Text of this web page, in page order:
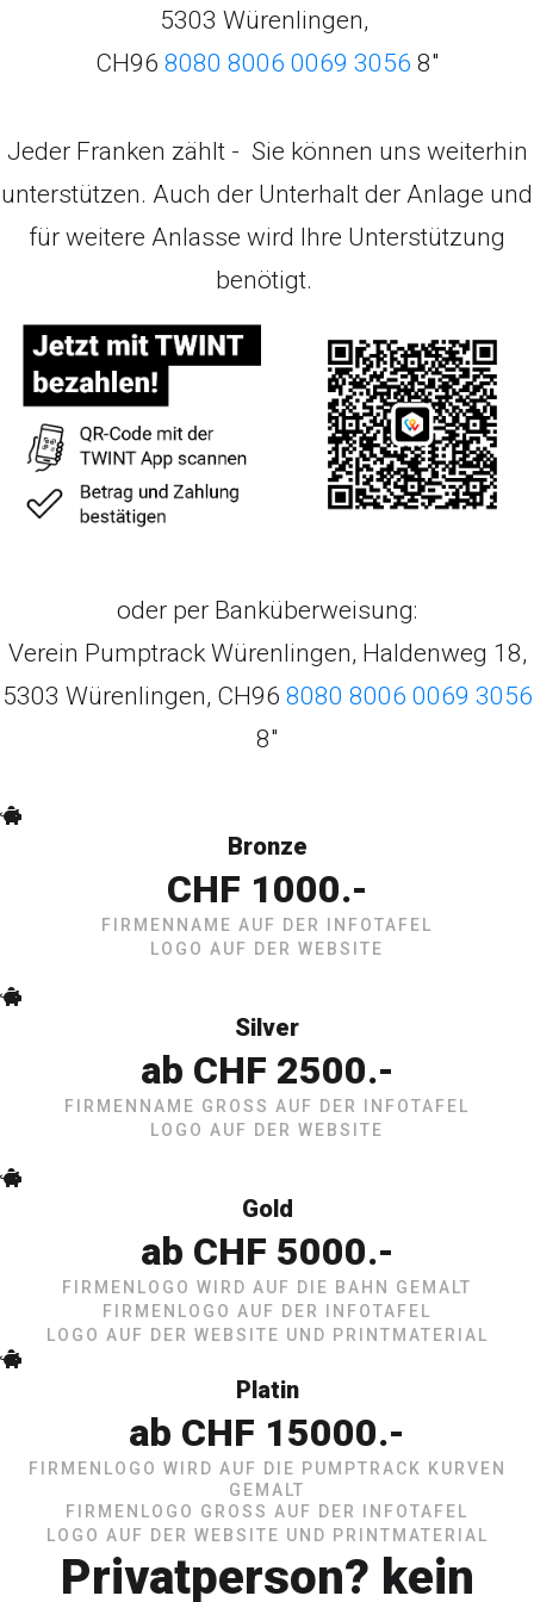
5303 Würenlingen,
CH96 8080 8006 0069 3056 8"
Jeder Franken zählt - Sie können uns weiterhin
unterstützen. Auch der Unterhalt der Anlage und
für weitere Anlasse wird Ihre Unterstützung
benötigt.
oder per Banküberweisung:
Verein Pumptrack Würenlingen, Haldenweg 18,
5303 Würenlingen, CH96 8080 8006 0069 3056
8"
Bronze
CHF 1000.-
FIRMENNAME AUF DER INFOTAFEL
LOGO AUF DER WEBSITE
Silver
ab CHF 2500.-
FIRMENNAME GROSS AUF DER INFOTAFEL
LOGO AUF DER WEBSITE
Gold
ab CHF 5000.-
FIRMENLOGO WIRD AUF DIE BAHN GEMALT
FIRMENLOGO AUF DER INFOTAFEL
LOGO AUF DER WEBSITE UND PRINTMATERIAL
Platin
ab CHF 15000.-
FIRMENLOGO WIRD AUF DIE PUMPTRACK KURVEN
GEMALT
FIRMENLOGO GROSS AUF DER INFOTAFEL
LOGO AUF DER WEBSITE UND PRINTMATERIAL
Privatperson? kein